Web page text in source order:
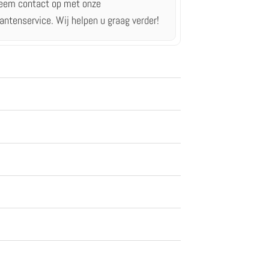
contact op met onze
Wij helpen u graag verder!